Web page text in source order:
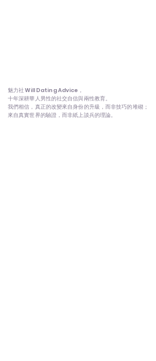
魅力社 Will Dating Advice，
十年深耕華人男性的社交自信與兩性教育。
我們相信，真正的改變來自身份的升級，而非技巧的堆砌；
來自真實世界的驗證，而非紙上談兵的理論。